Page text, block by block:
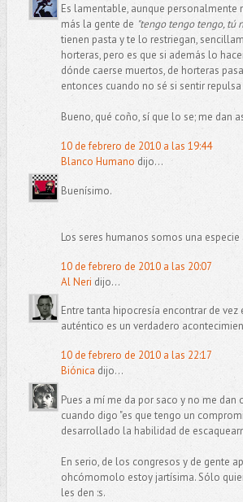
Es lamentable, aunque personalmente
más la gente de "tengo tengo tengo, tú
tienen pasta y te lo restriegan,
horteras, pero es que si además lo
dónde caerse muertos, de horteras
entonces cuando no sé si sentir
Bueno, qué coño, sí que lo se; me dan
10 de febrero de 2010 a las 19:44
Blanco Humano dijo...
Buenísimo.
Los seres humanos somos una especie
10 de febrero de 2010 a las 20:07
Al Neri dijo...
Entre tanta hipocresía encontrar de vez
auténtico es un verdadero
10 de febrero de 2010 a las 22:17
Biónica dijo...
Pues a mí me da por saco y no me dan
cuando digo "es que tengo un
desarrollado la habilidad de
En serio, de los congresos y de gente
ohcómomolo estoy jartísima. Sólo
les den :s.